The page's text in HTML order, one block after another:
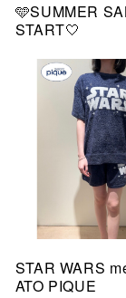
🩵SUMMER
START🤍
STAR WARS
ATO PIQUE